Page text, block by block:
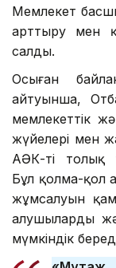
Мемлекет
арттыру мен
салды.
Осыған
айтуынша,
мемлекеттік
жүйелері мен
АӘК-ті толық
Бұл қолма-қол
жұмсалуын
алушыларды
мүмкіндік